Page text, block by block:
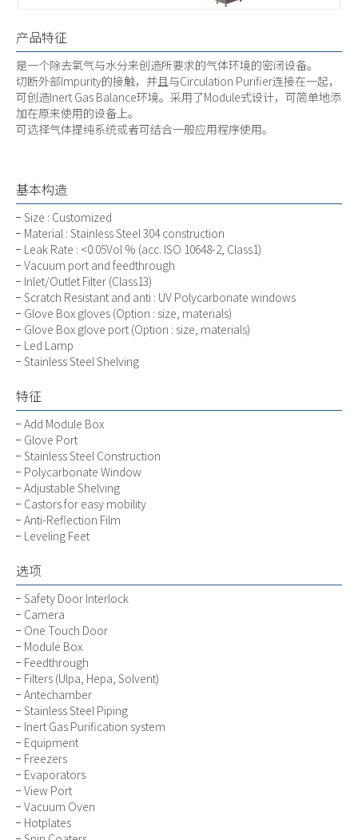
产品特征
是一个除去氧气与水分来创造所要求的气体环境的密闭设备。
切断外部Impurity的接触，并且与Circulation Purifier连接在一起，
可创造Inert Gas Balance环境。采用了Module式设计，可简单地添
加在原来使用的设备上。
可选择气体提纯系统或者可结合一般应用程序使用。
基本构造
Size : Customized
Material : Stainless Steel 304 construction
Leak Rate : <0.05Vol % (acc. ISO 10648-2, Class1)
Vacuum port and feedthrough
Inlet/Outlet Filter (Class13)
Scratch Resistant and anti : UV Polycarbonate windows
Glove Box gloves (Option : size, materials)
Glove Box glove port (Option : size, materials)
Led Lamp
Stainless Steel Shelving
特征
Add Module Box
Glove Port
Stainless Steel Construction
Polycarbonate Window
Adjustable Shelving
Castors for easy mobility
Anti-Reflection Film
Leveling Feet
选项
Safety Door Interlock
Camera
One Touch Door
Module Box
Feedthrough
Filters (Ulpa, Hepa, Solvent)
Antechamber
Stainless Steel Piping
Inert Gas Purification system
Equipment
Freezers
Evaporators
View Port
Vacuum Oven
Hotplates